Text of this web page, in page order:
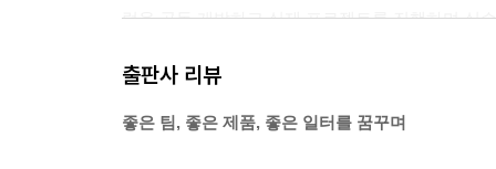
럼을 공동 개발하고 실제 프로젝트를 진행하며 실
의 구성과 목표 설정 방식, 인사평가 시스템 등 회
출판사 리뷰
좋은 팀, 좋은 제품, 좋은 일터를 꿈꾸며